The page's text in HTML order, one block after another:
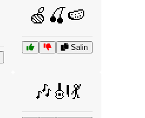
🍏🍒🍉
Salin
🎶🎻💃